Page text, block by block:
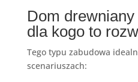
Dom drewniany
dla kogo to
Tego typu zabudowa
scenariuszach: